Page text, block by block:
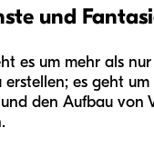
und
es um mehr als
erstellen; es geht um
den Aufbau von